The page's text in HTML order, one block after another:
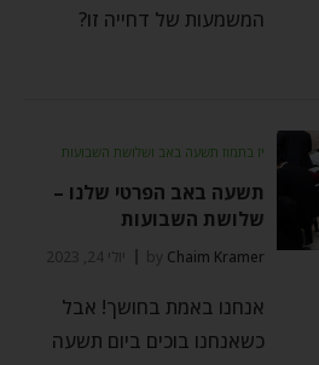
המשמעות של דחייה זו?
יז בתמוז תשעה באב ושלושת השבועות
תשעה באב הפרטי שלנו –
שלושת השבועות
by Chaim Kramer יולי 24, 2023
אנחנו באמת בחושך! אבל
כשאנחנו בוכים ביום תשעה